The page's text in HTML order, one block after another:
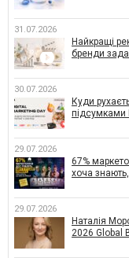
31.07.2026
Найкращі
бренди
30.07.2026
Куди
підсумками
29.07.2026
67%
хоча
29.07.2026
Наталія
2026 Global